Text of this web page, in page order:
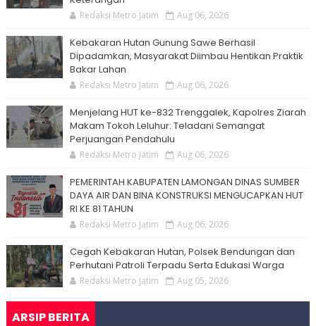
Redaksi Metro Jatim Aug 06, 2026
Kebakaran Hutan Gunung Sawe Berhasil
Dipadamkan, Masyarakat Diimbau Hentikan Praktik
Bakar Lahan
Redaksi Metro Jatim Aug 06, 2026
Menjelang HUT ke-832 Trenggalek, Kapolres Ziarah
Makam Tokoh Leluhur: Teladani Semangat
Perjuangan Pendahulu
Redaksi Metro Jatim Aug 06, 2026
PEMERINTAH KABUPATEN LAMONGAN DINAS SUMBER
DAYA AIR DAN BINA KONSTRUKSI MENGUCAPKAN HUT
RI KE 81 TAHUN
Redaksi Metro Jatim Aug 06, 2026
Cegah Kebakaran Hutan, Polsek Bendungan dan
Perhutani Patroli Terpadu Serta Edukasi Warga
Redaksi Metro Jatim Aug 05, 2026
ARSIP BERITA